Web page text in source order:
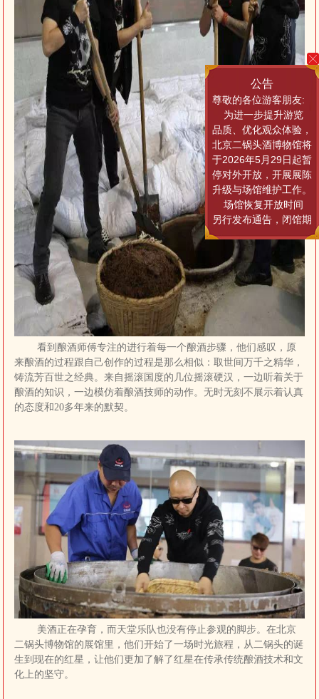
公告
尊敬的各位游客朋友:
为进一步提升游览
品质、优化观众体验，
北京二锅头酒博物馆将
于2026年5月29日起暂
停对外开放，开展展陈
升级与场馆维护工作。
场馆恢复开放时间
另行发布通告，闭馆期
间暂停所有参观游览活
动，由此给您带来的不
便，敬请谅解。
后续开馆相关动
态，可关注北京二锅头
星二锅头云展馆小程序
最新通知。衷心感谢游
客朋友们的理解、支持
与配合，一同期待场馆
焕新亮相！
参观咨询：
18510330520
北京二锅头酒博物馆
2026年5月25日
看到酿酒师傅专注的进行着每一个酿酒步骤，他们感叹，原
来酿酒的过程跟自己创作的过程是那么相似：取世间万千之精华，
铸流芳百世之经典。来自摇滚国度的几位摇滚硬汉，一边听着关于
酿酒的知识，一边模仿着酿酒技师的动作。无时无刻不展示着认真
的态度和20多年来的默契。
美酒正在孕育，而天堂乐队也没有停止参观的脚步。在北京
二锅头博物馆的展馆里，他们开始了一场时光旅程，从二锅头的诞
生到现在的红星，让他们更加了解了红星在传承传统酿酒技术和文
化上的坚守。